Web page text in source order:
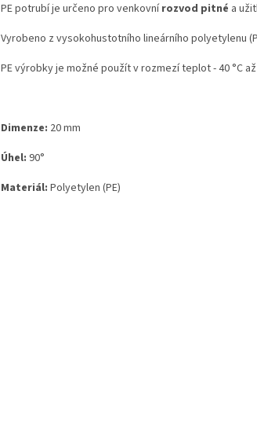
PE potrubí je určeno pro venkovnírozvod pitné a
Vyrobeno z vysokohustotního lineárního polyetylenu
PE výrobky je možné použít v rozmezí teplot - 40 °C až
Dimenze: 20 mm
Úhel: 90°
Materiál: Polyetylen (PE)